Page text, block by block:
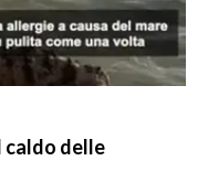
caldo delle